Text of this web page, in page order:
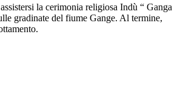
la cerimonia religiosa Indù “ Ganga
gradinate del fiume Gange. Al termine,